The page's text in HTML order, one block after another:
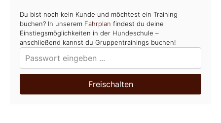
Du bist noch kein Kunde und möchtest ein Training
buchen? In unserem Fahrplan findest du deine
Einstiegsmöglichkeiten in der Hundeschule –
anschließend kannst du Gruppentrainings buchen!
Freischalten